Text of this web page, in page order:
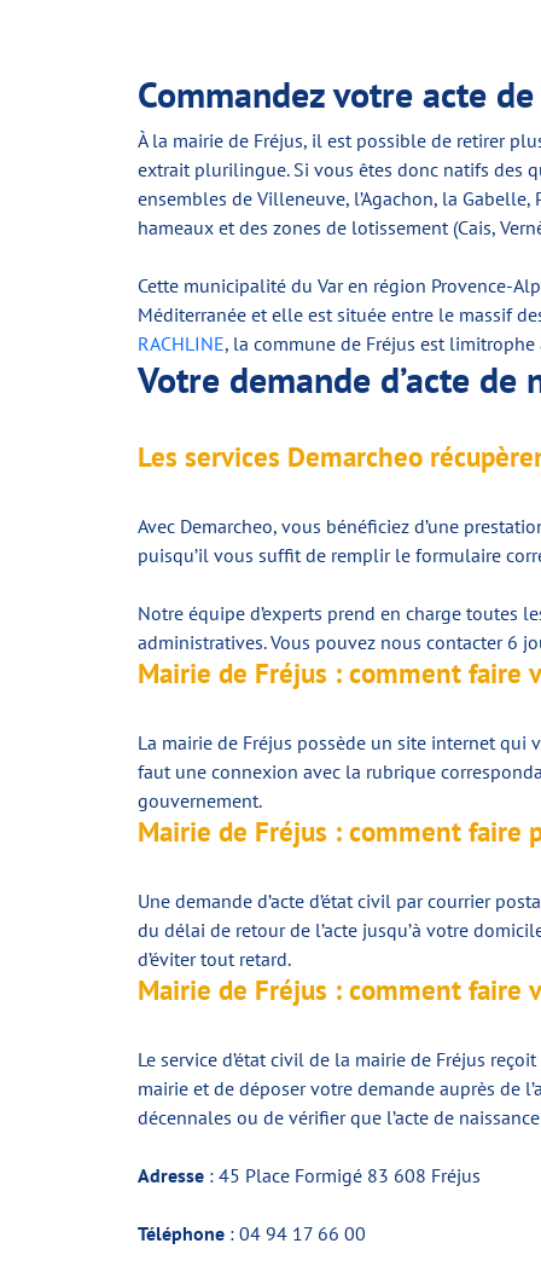
Commandez votre acte
À la mairie de Fréjus, il est possible de retirer
extrait plurilingue. Si vous êtes donc natifs des
ensembles de Villeneuve, l’Agachon, la
hameaux et des zones de lotissement (Cais,
Cette municipalité du Var en région Provence-
Méditerranée et elle est située entre le massif
RACHLINE, la commune de Fréjus est
Votre demande d’acte
Les services Demarcheo
Avec Demarcheo, vous bénéficiez d’une
puisqu’il vous suffit de remplir le formulaire
Notre équipe d’experts prend en charge toutes
administratives. Vous pouvez nous contacter 6
Mairie de Fréjus : comment faire
La mairie de Fréjus possède un site internet qui
faut une connexion avec la rubrique
gouvernement.
Mairie de Fréjus : comment faire
Une demande d’acte d’état civil par courrier
du délai de retour de l’acte jusqu’à votre
d’éviter tout retard.
Mairie de Fréjus : comment faire
Le service d’état civil de la mairie de Fréjus
mairie et de déposer votre demande auprès de
décennales ou de vérifier que l’acte de
Adresse : 45 Place Formigé 83 608 Fréjus
Téléphone : 04 94 17 66 00